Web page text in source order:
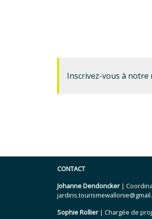
Inscrivez-vous à
CONTACT
Johanne Dendoncker|
Sophie Rollier| Chargée de